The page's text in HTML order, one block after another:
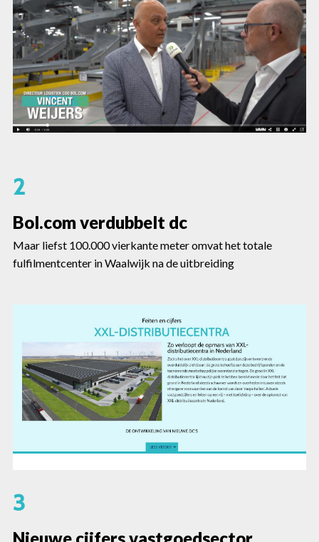
2
Bol.com verdubbelt dc
Maar liefst 100.000 vierkante meter omvat het totale
fulfilmentcenter in Waalwijk na de uitbreiding
3